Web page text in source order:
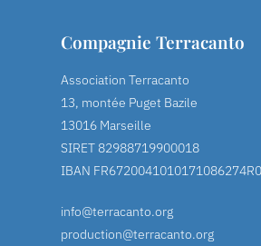
Compagnie Terracanto
Association Terracanto
13, montée Puget Bazile
13016 Marseille
SIRET 82988719900018
IBAN
info@terracanto.org
production@terracanto.org